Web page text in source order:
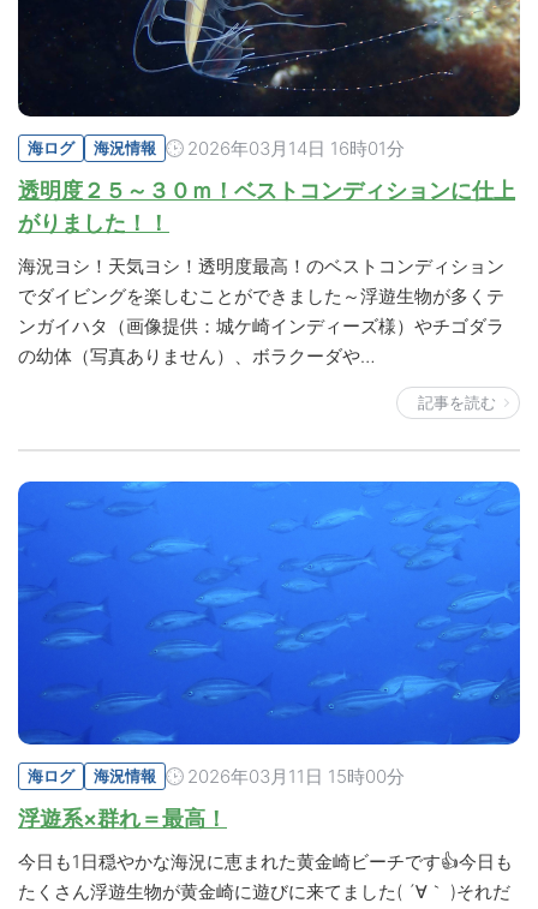
海ログ 海況情報 2026年03月14日 16時01分
透明度２５～３０ｍ！ベストコンディションに仕上
がりました！！
海況ヨシ！天気ヨシ！透明度最高！のベストコンディション
でダイビングを楽しむことができました～浮遊生物が多くテ
ンガイハタ（画像提供：城ケ崎インディーズ様）やチゴダラ
の幼体（写真ありません）、ボラクーダや…
記事を読む
海ログ 海況情報 2026年03月11日 15時00分
浮遊系×群れ＝最高！
今日も1日穏やかな海況に恵まれた黄金崎ビーチです👍今日も
たくさん浮遊生物が黄金崎に遊びに来てました( ´∀｀ )それだ